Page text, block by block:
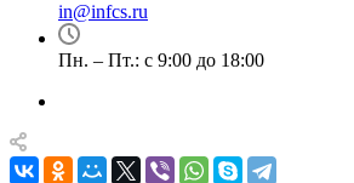
in@infcs.ru
Пн. – Пт.: с 9:00 до 18:00